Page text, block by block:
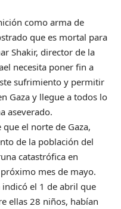
como arma de
que es mortal para
Shakir, director de la
necesita poner fin a
sufrimiento y permitir
Gaza y llegue a todos lo
aseverado.
el norte de Gaza,
de la población del
catastrófica en
mes de mayo.
indicó el 1 de abril que
ellas 28 niños, habían